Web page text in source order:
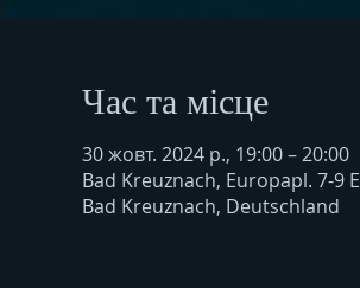
Час та місце
30 жовт. 2024 р., 19:00 – 20:00
Bad Kreuznach, Europapl. 7-9
Bad Kreuznach, Deutschland